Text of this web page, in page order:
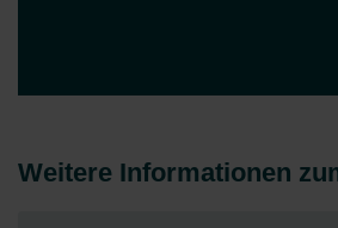
Weitere Informationen